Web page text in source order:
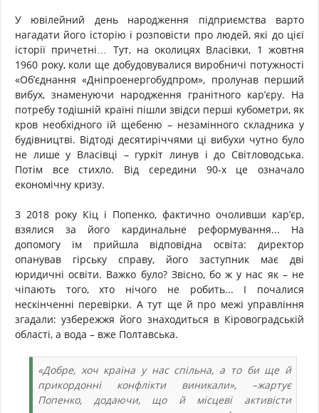
У ювілейний день народження підприємства варто
нагадати його історію і розповісти про людей, які до цієї
історії причетні… Тут, на околицях Власівки, 1 жовтня
1960 року, коли ще добудовувалися виробничі потужності
«Об’єднання «Дніпроенергобудпром», пролунав перший
вибух, знаменуючи народження гранітного кар’єру. На
потребу тодішній країні пішли звідси перші кубометри, як
кров необхідного їй щебеню – незамінного складника у
будівництві. Відтоді десятиріччями ці вибухи чутно було
не лише у Власівці – гуркіт линув і до Світловодська.
Потім все стихло. Від середини 90-х це означало
економічну кризу.
З 2018 року Кіц і Попенко, фактично очоливши кар’єр,
взялися за його кардинальне реформування... На
допомогу їм прийшла відповідна освіта: директор
опанував гірську справу, його заступник має дві
юридичні освіти. Важко було? Звісно, бо ж у нас як – не
чіпають того, хто нічого не робить... І почалися
нескінченні перевірки. А тут ще й про межі управління
згадали: узбережжя його знаходиться в Кіровоградській
області, а вода – вже Полтавська.
«Добре, хоч країна у нас спільна, а то би ще й
прикордонні конфлікти виникали», –жартує
Попенко, додаючи, що й місцеві активісти